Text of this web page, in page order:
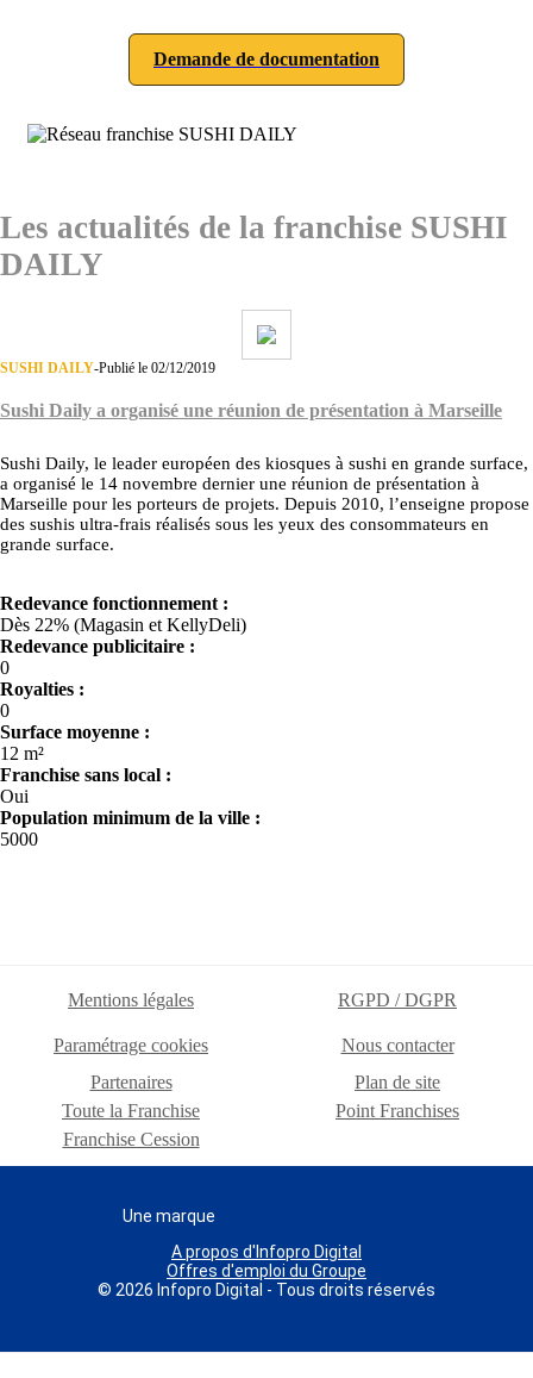
Demande de documentation
Les actualités de la franchise SUSHI
DAILY
SUSHI DAILY-Publié le 02/12/2019
Sushi Daily a organisé une réunion de présentation à Marseille
Sushi Daily, le leader européen des kiosques à sushi en grande surface,
a organisé le 14 novembre dernier une réunion de présentation à
Marseille pour les porteurs de projets. Depuis 2010, l’enseigne propose
des sushis ultra-frais réalisés sous les yeux des consommateurs en
grande surface.
Redevance fonctionnement :
Dès 22% (Magasin et KellyDeli)
Redevance publicitaire :
0
Royalties :
0
Surface moyenne :
12 m²
Franchise sans local :
Oui
Population minimum de la ville :
5000
Mentions légales RGPD / DGPR
Paramétrage cookies
Nous contacter
Partenaires
Plan de site
Toute la Franchise
Point Franchises
Franchise Cession
Une marque
A propos d'Infopro Digital
Offres d'emploi du Groupe
© 2026 Infopro Digital - Tous droits réservés